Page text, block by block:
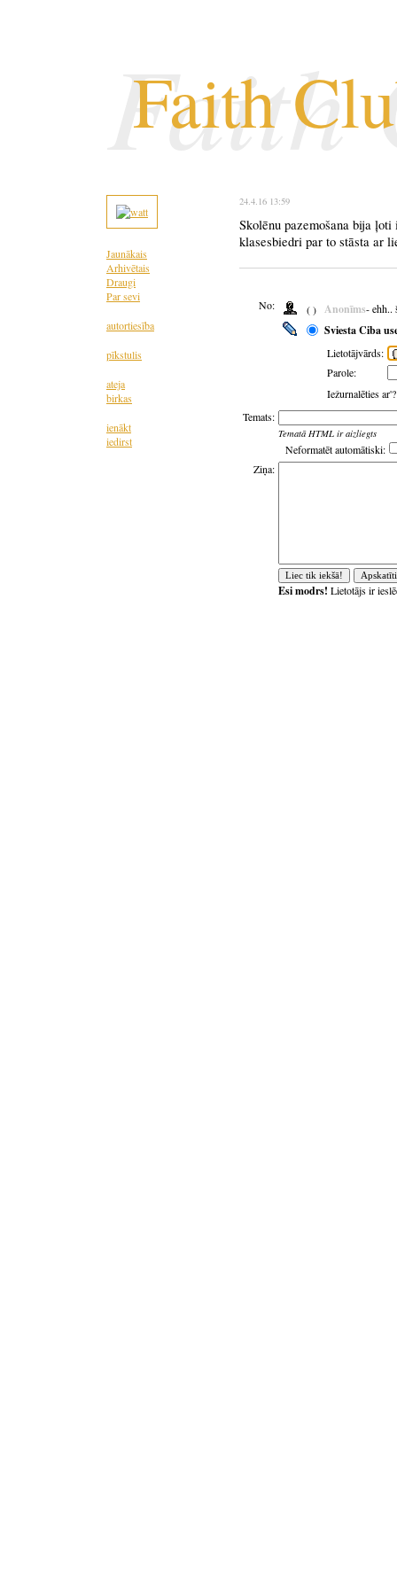
Faith
Faith
Jaunākais
Arhivētais
Draugi
Par sevi
autortiesība
pīkstulis
ateja
birkas
ienākt
iedirst
24.4.16 13:59
Skolēnu pazemošana bija
klasesbiedri par to stāsta ar
No: ( ) Anonīms- ehh..
Sviesta Ciba
Lietotājvārds:
Parole:
Iežurnalēties
Temats:
Tematā HTML ir aizliegts
Neformatēt automātiski:
Ziņa:
Esi modrs! Lietotājs ir